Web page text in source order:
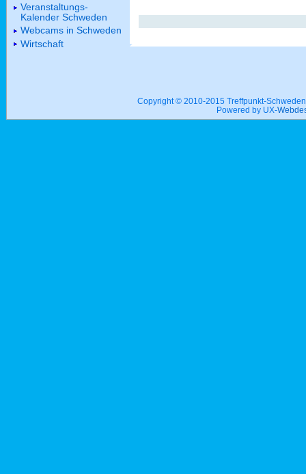
Veranstaltungs-
Kalender Schweden
Webcams in Schweden
Wirtschaft
Copyright © 2010-2015 Treffpunkt-
Powered by UX-